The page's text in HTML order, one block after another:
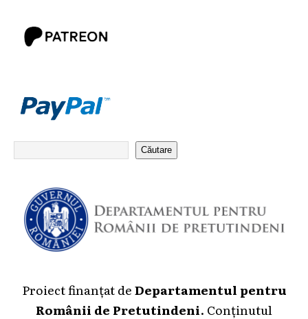
Căutare
Proiect finanțat deDepartamentul pentru
Românii de Pretutindeni. Conținutul